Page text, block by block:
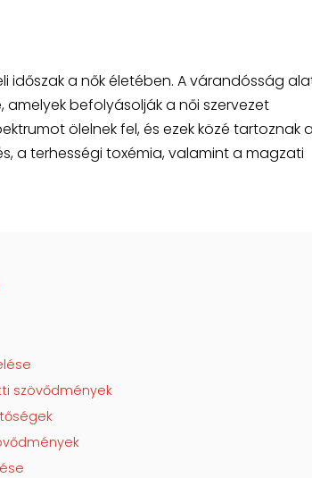
időszak a nők életében. A várandósság
befolyásolják a női szervezet
ölelnek fel, és ezek közé tartoznak a
a terhességi toxémia, valamint a magzati
szövődmények